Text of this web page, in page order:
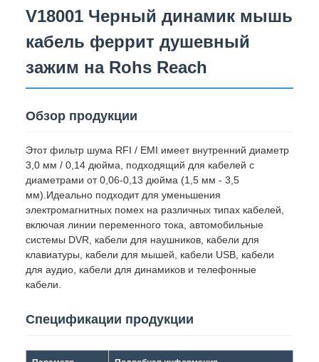
V18001 Черный динамик мышь
кабель феррит душевный
зажим на Rohs Reach
Обзор продукции
Этот фильтр шума RFI / EMI имеет внутренний диаметр
3,0 мм / 0,14 дюйма, подходящий для кабелей с
диаметрами от 0,06-0,13 дюйма (1,5 мм - 3,5
мм).Идеально подходит для уменьшения
электромагнитных помех на различных типах кабелей,
включая линии переменного тока, автомобильные
системы DVR, кабели для наушников, кабели для
клавиатуры, кабели для мышей, кабели USB, кабели
для аудио, кабели для динамиков и телефонные
кабели.
Спецификации продукции